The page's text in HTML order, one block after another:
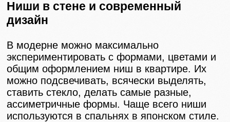
Ниши в стене и современный
дизайн
В модерне можно максимально
экспериментировать с формами, цветами и
общим оформлением ниш в квартире. Их
можно подсвечивать, всячески выделять,
ставить стекло, делать самые разные,
ассиметричные формы. Чаще всего ниши
используются в спальнях в японском стиле.